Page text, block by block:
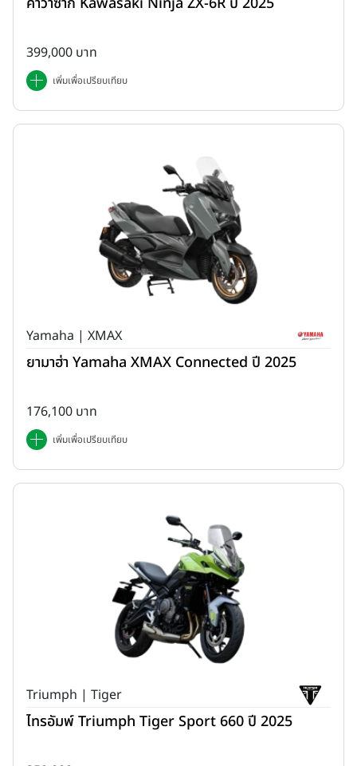
399,000 บาท
เพิ่มเพื่อเปรียบเทียบ
Yamaha | XMAX
ยามาฮ่า Yamaha XMAX Connected ปี 2025
176,100 บาท
เพิ่มเพื่อเปรียบเทียบ
Triumph | Tiger
ไทรอัมพ์ Triumph Tiger Sport 660 ปี 2025